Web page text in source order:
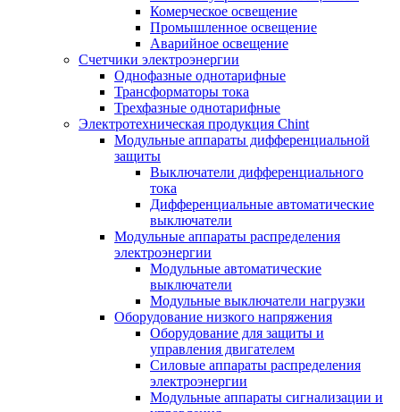
Комерческое освещение
Промышленное освещение
Аварийное освещение
Счетчики электроэнергии
Однофазные однотарифные
Трансформаторы тока
Трехфазные однотарифные
Электротехническая продукция Chint
Модульные аппараты дифференциальной
защиты
Выключатели дифференциального
тока
Дифференциальные автоматические
выключатели
Модульные аппараты распределения
электроэнергии
Модульные автоматические
выключатели
Модульные выключатели нагрузки
Оборудование низкого напряжения
Оборудование для защиты и
управления двигателем
Силовые аппараты распределения
электроэнергии
Модульные аппараты сигнализации и